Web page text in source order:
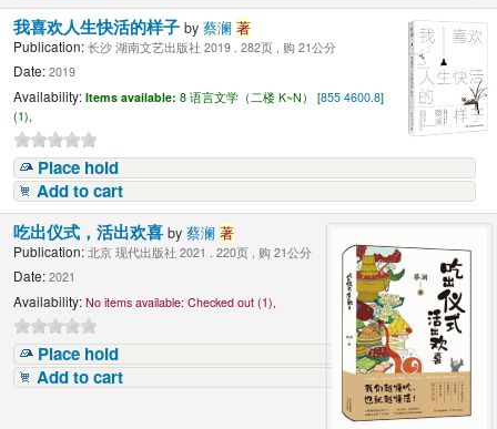
我喜欢人生快活的样子by蔡澜著
Publication: 长沙 湖南文艺出版社 2019 . 282页 , 购 21公分
Date: 2019
Availability: Items available: 8 语言文学（二楼 K~N） [855 4600.8]
(1),
Place hold
Add to cart
吃出仪式，活出欢喜by蔡澜著
Publication: 北京 现代出版社 2021 . 220页 , 购 21公分
Date: 2021
Availability: No items available: Checked out (1),
Place hold
Add to cart